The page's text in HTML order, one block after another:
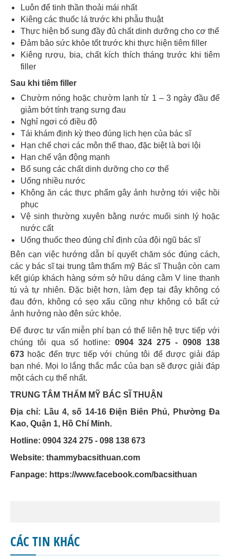
Luôn để tinh thần thoải mái nhất
Kiêng các thuốc lá trước khi phẫu thuật
Thực hiện bổ sung đầy đủ chất dinh dưỡng cho cơ thể
Đảm bảo sức khỏe tốt trước khi thực hiện tiêm filler
Kiêng rượu, bia, chất kích thích tháng trước khi tiêm
filler
Sau khi tiêm filler
Chườm nóng hoặc chườm lạnh từ 1 – 3 ngày đầu để
giảm bớt tính trạng sưng đau
Nghỉ ngơi có điều độ
Tái khám định kỳ theo đúng lịch hẹn của bác sĩ
Hạn chế chơi các môn thể thao, đặc biệt là bơi lội
Hạn chế vận động mạnh
Bổ sung các chất dinh dưỡng cho cơ thể
Uống nhiều nước
Không ăn các thực phẩm gây ảnh hưởng tới việc hồi
phục
Vệ sinh thường xuyên bằng nước muối sinh lý hoặc
nước cất
Uống thuốc theo đúng chỉ định của đội ngũ bác sĩ
Bên cạn việc hướng dẫn bí quyết chăm sóc đúng cách,
các y bác sĩ tại trung tâm thẩm mỹ Bác sĩ Thuận còn cam
kết giúp khách hàng sớm sở hữu dáng cằm V line thanh
tú và tự nhiên. Đặc biệt hơn, làm đẹp tại đây không có
đau đớn, không có sẹo xấu cũng như không có bất cứ
ảnh hưởng nào đên sức khỏe.
Để được tư vấn miễn phí bạn có thể liên hệ trực tiếp với
chúng tôi qua số hotline: 0904 324 275 - 0908 138
673 hoặc đến trực tiếp với chúng tôi để được giải đáp
bạn nhé. Mọi lo lắng thắc mắc của bạn sẽ được giải đáp
một cách cụ thể nhất.
TRUNG TÂM THẨM MỸ BÁC SĨ THUẬN
Địa chỉ: Lầu 4, số 14-16 Điện Biên Phủ, Phường Đa
Kao, Quận 1, Hồ Chí Minh.
Hotline: 0904 324 275 - 098 138 673
Website: thammybacsithuan.com
Fanpage: https://www.facebook.com/bacsithuan
CÁC TIN KHÁC